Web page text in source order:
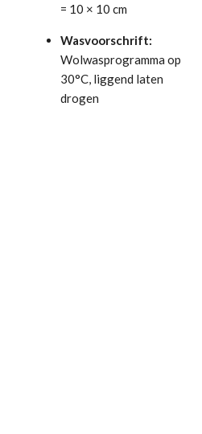
= 10 × 10 cm
Wasvoorschrift:
Wolwasprogramma op
30°C, liggend laten
drogen